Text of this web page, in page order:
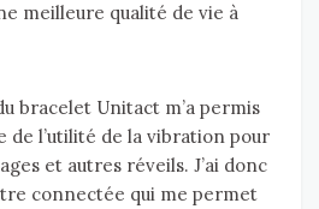
meilleure qualité de vie à
bracelet Unitact m’a permis
de l’utilité de la vibration pour
et autres réveils. J’ai donc
connectée qui me permet